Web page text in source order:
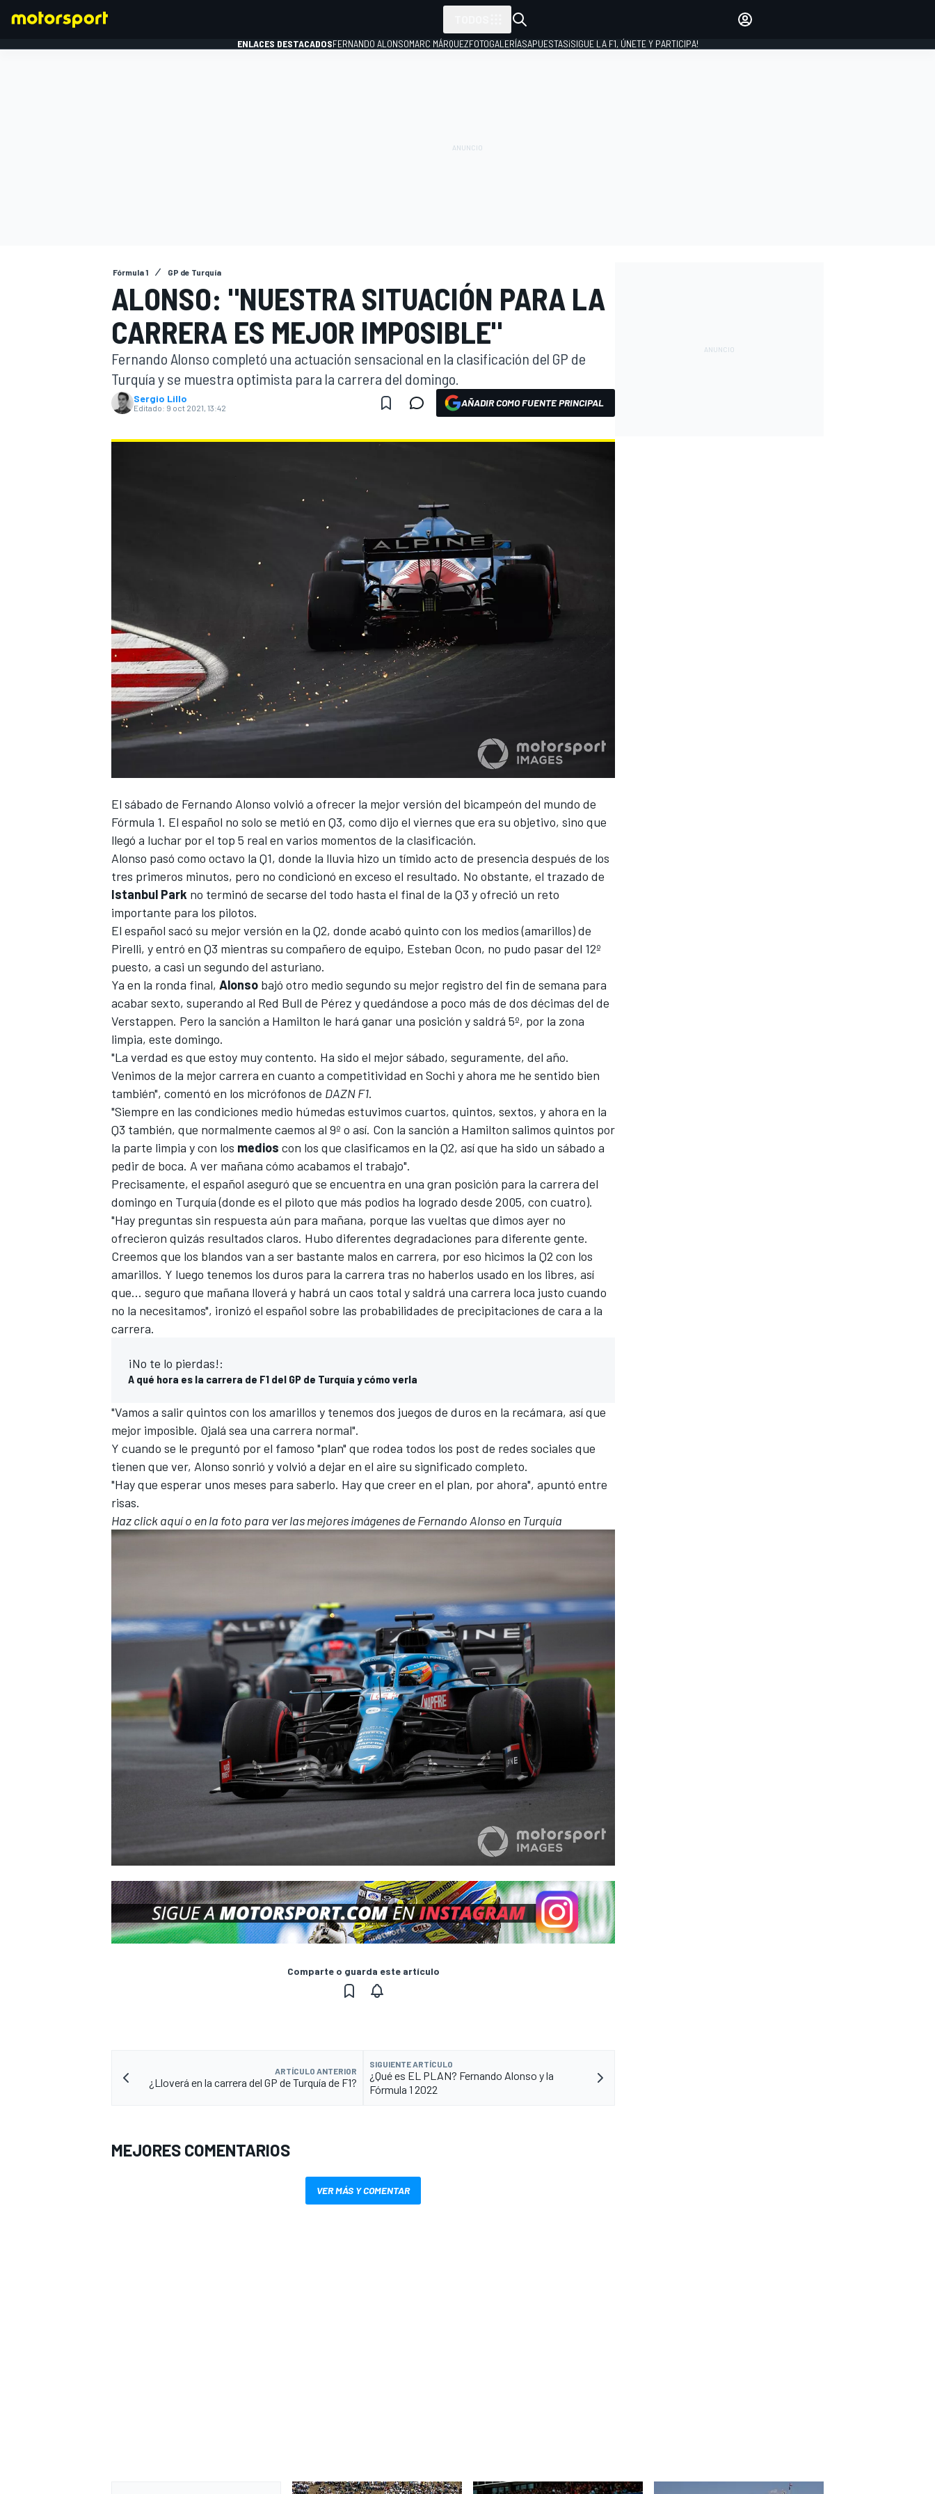
MÁS CATEGORÍAS
ENLACES DESTACADOSFERNANDO ALONSOMARC MÁRQUEZFOTOGALERÍASAPUESTAS¡SIGUE LA F1, ÚNETE Y PARTICIPA!
Fórmula 1 GP de Turquía
ALONSO: "NUESTRA SITUACIÓN PARA LA
CARRERA ES MEJOR IMPOSIBLE"
Fernando Alonso completó una actuación sensacional en la clasificación del GP de
Turquía y se muestra optimista para la carrera del domingo.
Sergio Lillo
Editado: 9 oct 2021, 13:42 AÑADIR COMO FUENTE PRINCIPAL
El sábado de Fernando Alonso volvió a ofrecer la mejor versión del bicampeón del mundo de
Fórmula 1. El español no solo se metió en Q3, como dijo el viernes que era su objetivo, sino que
llegó a luchar por el top 5 real en varios momentos de la clasificación.
Alonso pasó como octavo la Q1, donde la lluvia hizo un tímido acto de presencia después de los
tres primeros minutos, pero no condicionó en exceso el resultado. No obstante, el trazado de
Istanbul Park no terminó de secarse del todo hasta el final de la Q3 y ofreció un reto
importante para los pilotos.
El español sacó su mejor versión en la Q2, donde acabó quinto con los medios (amarillos) de
Pirelli, y entró en Q3 mientras su compañero de equipo, Esteban Ocon, no pudo pasar del 12º
puesto, a casi un segundo del asturiano.
Ya en la ronda final, Alonso bajó otro medio segundo su mejor registro del fin de semana para
acabar sexto, superando al Red Bull de Pérez y quedándose a poco más de dos décimas del de
Verstappen. Pero la sanción a Hamilton le hará ganar una posición y saldrá 5º, por la zona
limpia, este domingo.
"La verdad es que estoy muy contento. Ha sido el mejor sábado, seguramente, del año.
Venimos de la mejor carrera en cuanto a competitividad en Sochi y ahora me he sentido bien
también", comentó en los micrófonos de DAZN F1.
"Siempre en las condiciones medio húmedas estuvimos cuartos, quintos, sextos, y ahora en la
Q3 también, que normalmente caemos al 9º o así. Con la sanción a Hamilton salimos quintos por
la parte limpia y con los medios con los que clasificamos en la Q2, así que ha sido un sábado a
pedir de boca. A ver mañana cómo acabamos el trabajo".
Precisamente, el español aseguró que se encuentra en una gran posición para la carrera del
domingo en Turquía(donde es el piloto que más podios ha logrado desde 2005, con cuatro).
"Hay preguntas sin respuesta aún para mañana, porque las vueltas que dimos ayer no
ofrecieron quizás resultados claros. Hubo diferentes degradaciones para diferente gente.
Creemos que los blandos van a ser bastante malos en carrera, por eso hicimos la Q2 con los
amarillos. Y luego tenemos los duros para la carrera tras no haberlos usado en los libres, así
que... seguro que mañana lloverá y habrá un caos total y saldrá una carrera loca justo cuando
no la necesitamos", ironizó el español sobre las probabilidades de precipitaciones de cara a la
carrera.
¡No te lo pierdas!:
A qué hora es la carrera de F1 del GP de Turquía y cómo verla
"Vamos a salir quintos con los amarillos y tenemos dos juegos de duros en la recámara, así que
mejor imposible. Ojalá sea una carrera normal".
Y cuando se le preguntó por el famoso "plan" que rodea todos los post de redes sociales que
tienen que ver, Alonso sonrió y volvió a dejar en el aire su significado completo.
"Hay que esperar unos meses para saberlo. Hay que creer en el plan, por ahora", apuntó entre
risas.
Haz click aquí o en la foto para ver las mejores imágenes de Fernando Alonso en Turquía
Comparte o guarda este artículo
ARTÍCULO ANTERIOR
¿Lloverá en la carrera del GP de Turquía de F1?
SIGUIENTE ARTÍCULO
¿Qué es EL PLAN? Fernando Alonso y la
Fórmula 1 2022
MEJORES COMENTARIOS
VER MÁS Y COMENTAR